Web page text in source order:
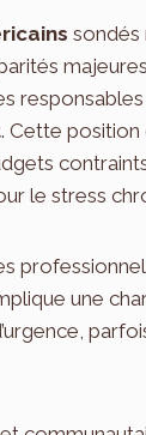
sondés
. Cette position
le stress
une